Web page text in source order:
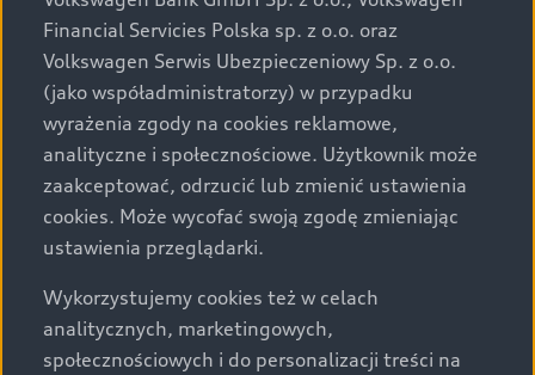
za dopłatą. Wiążące ustalenie ceny, wyposażenia i
specyfikacji pojazdu następują w umowie sprzedaży, a
określenie parametrów technicznych zawiera
świadectwo homologacji typu pojazdu. Zastrzegamy
sobie prawo do zmian i pomyłek. Wszelkie informacje
prezentowane na stronie są aktualne na dzień ich
zamieszczania. W celu uzyskania najnowszych
informacji prosimy kontaktować się z Partnerem Marki
Audi.
Wszystkie produkowane obecnie samochody marki Audi
są wykonywane z materiałów spełniających pod
względem możliwości odzysku i recyklingu wymagania
Financial Servicies Polska sp. z o.o. oraz
Volkswagen Serwis Ubezpieczeniowy Sp. z o.o.
(jako współadministratorzy) w przypadku
wyrażenia zgody na cookies reklamowe,
analityczne i społecznościowe. Użytkownik może
zaakceptować, odrzucić lub zmienić ustawienia
cookies. Może wycofać swoją zgodę zmieniając
ustawienia przeglądarki.
Wykorzystujemy cookies też w celach
analitycznych, marketingowych,
społecznościowych i do personalizacji treści na